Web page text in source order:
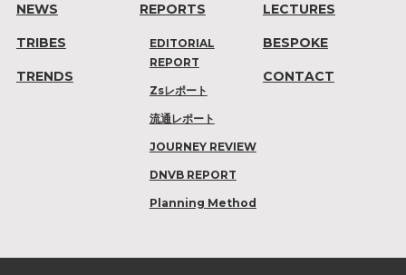
NEWS
TRIBES
TRENDS
REPORTS
EDITORIAL
REPORT
Zsレポート
流通レポート
JOURNEY REVIEW
DNVB REPORT
Planning Method
LECTURES
BESPOKE
CONTACT